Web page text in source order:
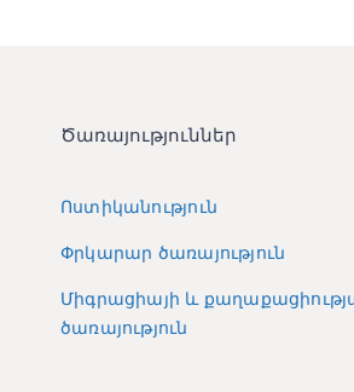
Ծառայություններ
Ոստիկանություն
Փրկարար ծառայություն
Միգրացիայի և
ծառայություն